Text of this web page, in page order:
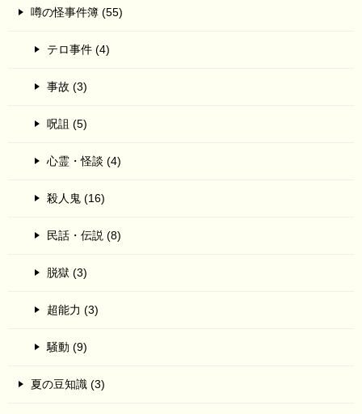
噂の怪事件簿 (55)
テロ事件 (4)
事故 (3)
呪詛 (5)
心霊・怪談 (4)
殺人鬼 (16)
民話・伝説 (8)
脱獄 (3)
超能力 (3)
騒動 (9)
夏の豆知識 (3)